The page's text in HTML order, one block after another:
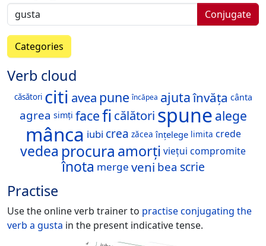
Conjugate
Categories
Verb cloud
căsători citi avea pune încăpea ajutaînvăța cânta
agrea simți facefi călători spune alege
mânca iubi crea zăcea înțelege limita crede
vedea procura amorți viețui compromite
înota merge veni bea scrie
Practise
Use the online verb trainer to practise conjugating the
verb a gusta in the present indicative tense.